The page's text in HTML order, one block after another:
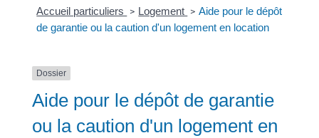
Accueil particuliers > Logement > Aide pour le dépôt
de garantie ou la caution d'un logement en location
Dossier
Aide pour le dépôt de garantie
ou la caution d'un logement en